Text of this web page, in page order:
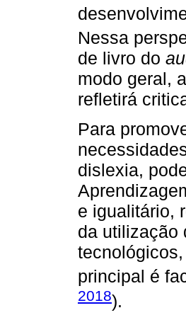
Nessa
de livro do
modo geral,
refletirá
Para
dislexia,
e igualitário,
da utilização
principal é
2018).